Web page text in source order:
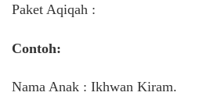
Paket Aqiqah :
Contoh:
Nama Anak : Ikhwan Kiram.